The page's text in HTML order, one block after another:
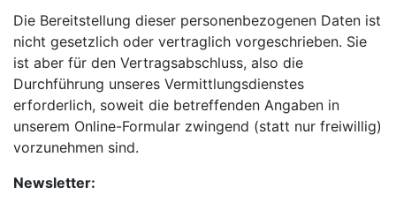
Die Bereitstellung dieser personenbezogenen Daten ist
nicht gesetzlich oder vertraglich vorgeschrieben. Sie
ist aber für den Vertragsabschluss, also die
Durchführung unseres Vermittlungsdienstes
erforderlich, soweit die betreffenden Angaben in
unserem Online-Formular zwingend (statt nur freiwillig)
vorzunehmen sind.
Newsletter: